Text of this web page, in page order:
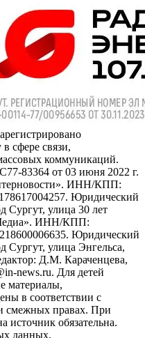
сфере связи,
коммуникаций.
83364 от 03 июня 2022 г.
ИНН/КПП:
Юридический
улица 30 лет
ИНН/КПП:
Юридический
улица Энгельса,
Д.М. Караченцева,
news.ru. Для детей
материалы,
в соответствии с
смежных правах. При
источник обязательна.
данных.